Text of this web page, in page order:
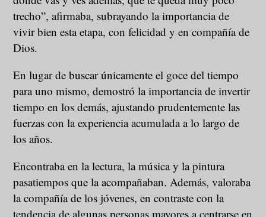
trecho”, afirmaba, subrayando la importancia de
vivir bien esta etapa, con felicidad y en compañía de
Dios.
En lugar de buscar únicamente el goce del tiempo
para uno mismo, demostró la importancia de invertir
tiempo en los demás, ajustando prudentemente las
fuerzas con la experiencia acumulada a lo largo de
los años.
Encontraba en la lectura, la música y la pintura
pasatiempos que la acompañaban. Además, valoraba
la compañía de los jóvenes, en contraste con la
tendencia de algunas personas mayores a centrarse en